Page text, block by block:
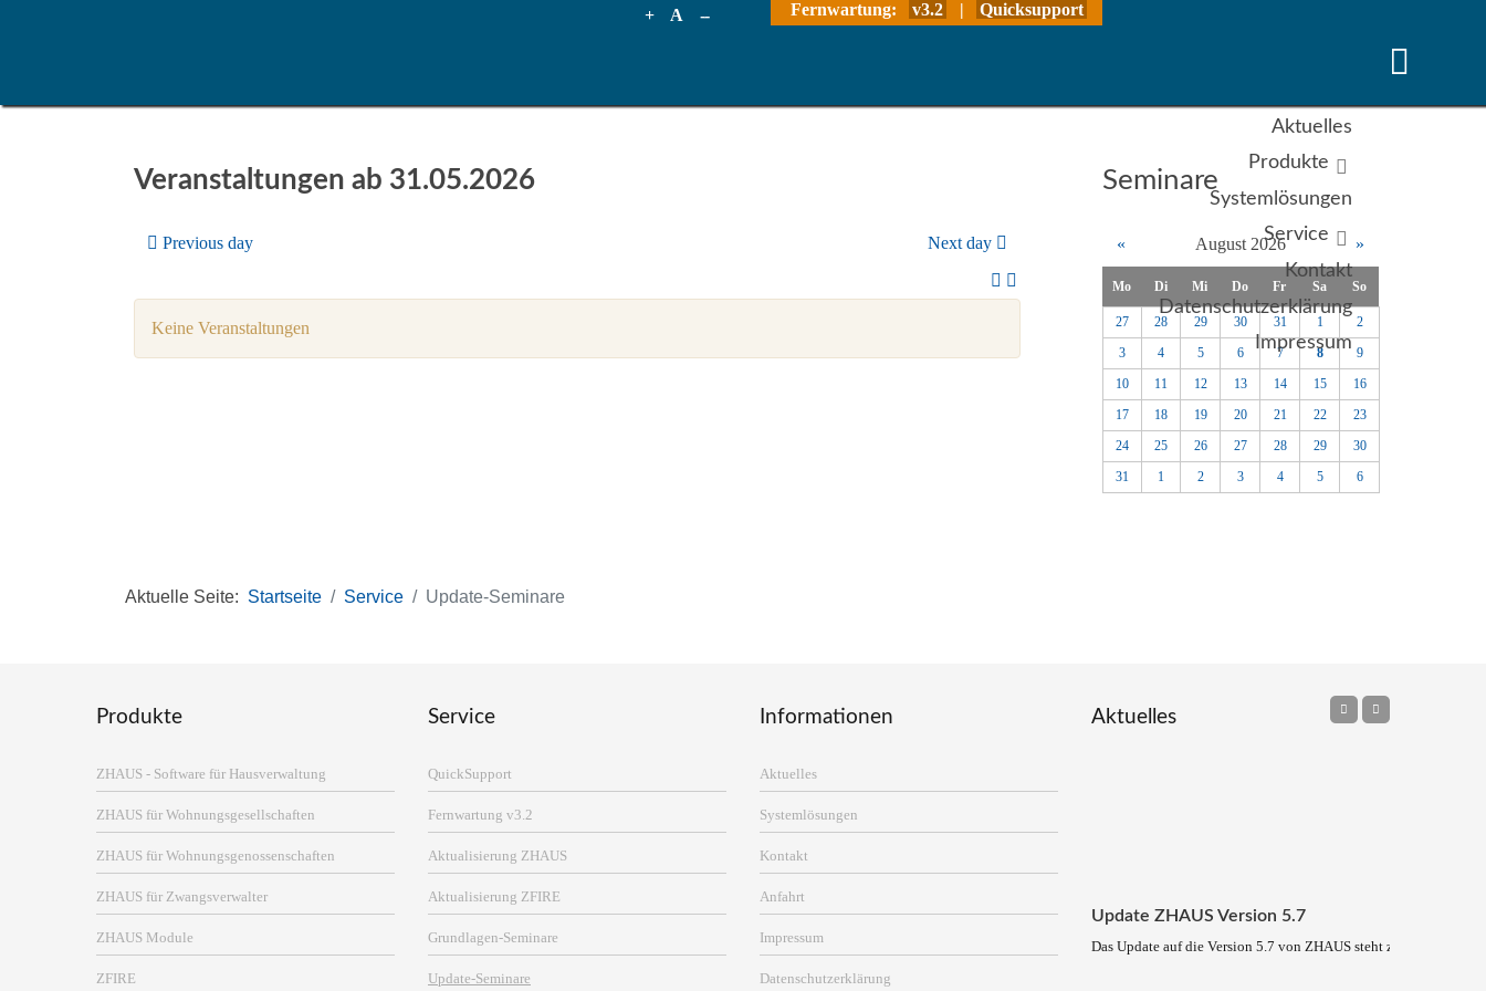
+ A -- Fernwartung: v3.2 | Quicksupport
Aktuelles
Produkte
Systemlösungen
Service
Kontakt
Datenschutzerklärung
Impressum
Veranstaltungen ab 31.05.2026
Previous day Next day
Keine Veranstaltungen
Seminare
« August 2026 »
Mo Di Mi Do Fr Sa So
27 28 29 30 31 1
2
3
4 5 6 7 8
9
10
11 12 13 14 15
16
17
18 19 20 21 22
23
24
25 26 27 28 29
30
31
1 2 3 4 5 6
Aktuelle Seite: Startseite Service Update-Seminare
Produkte
ZHAUS - Software für Hausverwaltung
ZHAUS für Wohnungsgesellschaften
ZHAUS für Wohnungsgenossenschaften
ZHAUS für Zwangsverwalter
ZHAUS Module
ZFIRE
Service
QuickSupport
Fernwartung v3.2
Aktualisierung ZHAUS
Aktualisierung ZFIRE
Grundlagen-Seminare
Update-Seminare
Informationen
Aktuelles
Systemlösungen
Kontakt
Anfahrt
Impressum
Datenschutzerklärung
Aktuelles
Update ZHAUS Version 5.7
Das Update auf die Version 5.7 von ZHAUS steht zum